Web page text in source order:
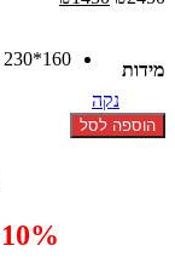
₪2450.
₪1450.
מידות
160*230 ס"מ - L
נקה
כמות
של
הוספה לסל
10% הנחה